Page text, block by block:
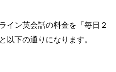
イン英会話の料金を「毎日２
以下の通りになります。